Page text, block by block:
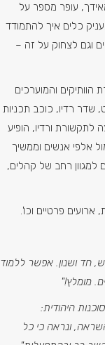
עופר מספר על
כלים איך להתמודד
וגם לצחוק על זה –
והמוערכים
שדר רדיו, כוכב תכניות
לתקשורת ורדיו, הופיע
אלפי אנשים וממשיך
רחב של קהלים,
פרטיים וכו'.
חד ושנון. אפשר ללמוד
מומלץ!"
היהודית:
ונראה כי כל